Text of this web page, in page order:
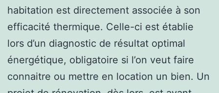
habitation est directement associée à son
efficacité thermique. Celle-ci est établie
lors d’un diagnostic de résultat optimal
énergétique, obligatoire si l’on veut faire
connaitre ou mettre en location un bien. Un